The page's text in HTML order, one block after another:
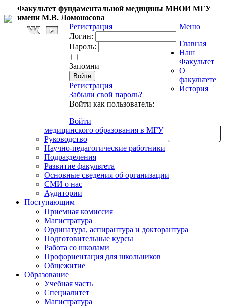
Факультет фундаментальной медицины МНОИ МГУ
имени М.В. Ломоносова
Регистрация
Логин:
Пароль:
Запомни
Регистрация
Забыли свой пароль?
Войти как пользователь:
Войти
Меню
Главная
Наш
Факультет
О
факультете
История
медицинского образования в МГУ
Руководство
Научно-педагогические работники
Подразделения
Развитие факультета
Основные сведения об организации
СМИ о нас
Аудитории
Поступающим
Приемная комиссия
Магистратура
Ординатура, аспирантура и докторантура
Подготовительные курсы
Работа со школами
Профориентация для школьников
Общежитие
Образование
Учебная часть
Специалитет
Магистратура